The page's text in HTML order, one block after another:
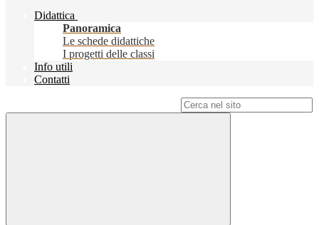
Didattica
Panoramica
Le schede didattiche
I progetti delle classi
Info utili
Contatti